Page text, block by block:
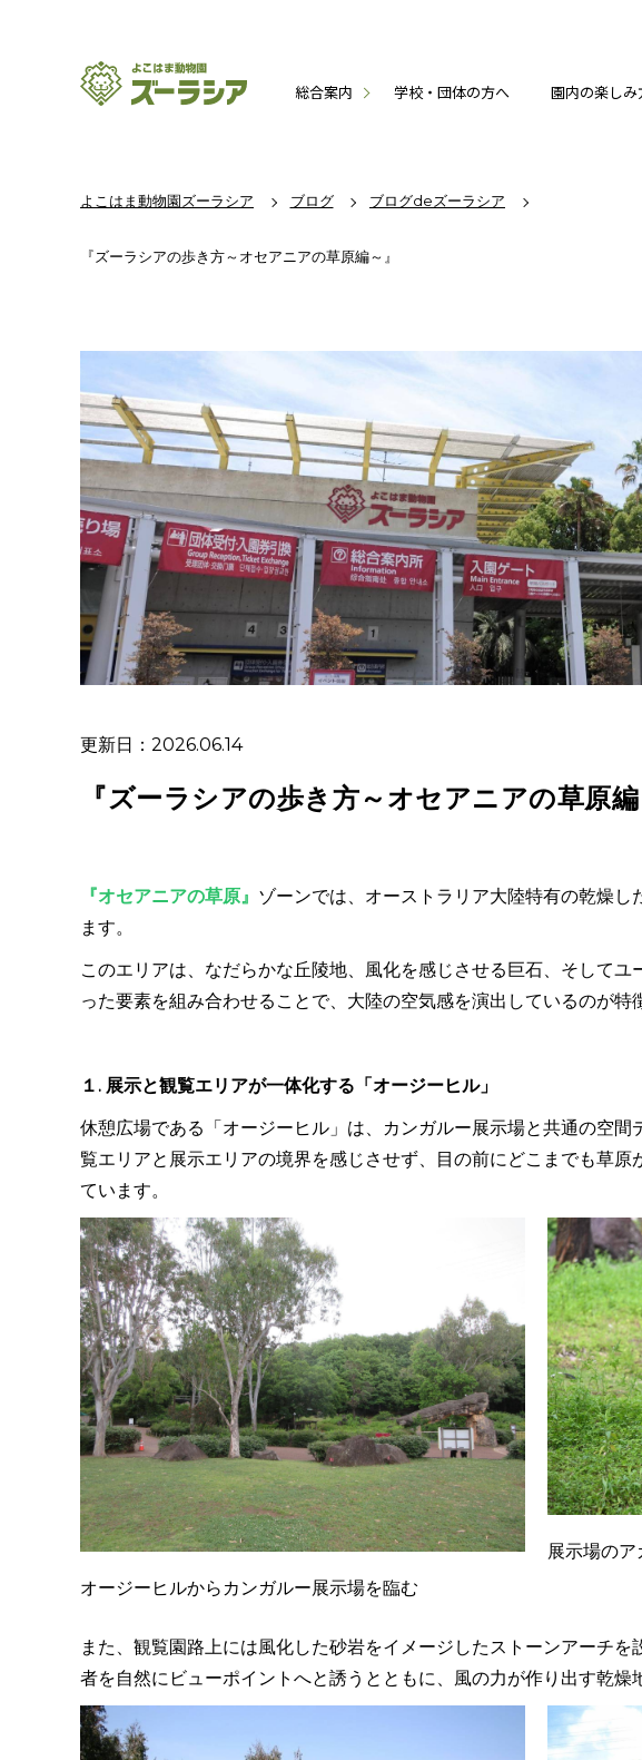
総合案内 学校・団体の方へ 園内の楽し
よこはま動物園ズーラシア ブログ ブログdeズーラシア
『ズーラシアの歩き方～オセアニアの草原編～』
更新日：2026.06.14
『ズーラシアの歩き方～オセアニアの草原編
『オセアニアの草原』 ゾーンでは、オーストラリア大陸特有の乾燥
ます。
このエリアは、なだらかな丘陵地、風化を感じさせる巨石、そして
った要素を組み合わせることで、大陸の空気感を演出しているのが特
１. 展示と観覧エリアが一体化する「オージーヒル」
休憩広場である「オージーヒル」は、カンガルー展示場と共通の空
覧エリアと展示エリアの境界を感じさせず、目の前にどこまでも草
ています。
オージーヒルからカンガルー展示場を臨む
展示場の
また、観覧園路上には風化した砂岩をイメージしたストーンアーチ
者を自然にビューポイントへと誘うとともに、風の力が作り出す乾燥